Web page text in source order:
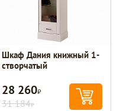
Шкаф Дания книжный 1-
створчатый
28 260Р
31 184Р